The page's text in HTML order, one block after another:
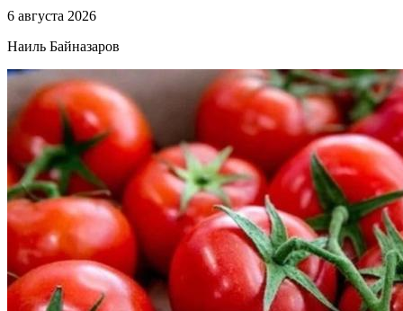
6 августа 2026
Наиль Байназаров